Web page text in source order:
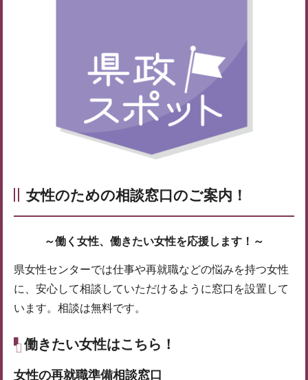
女性のための相談窓口のご案内！
～働く女性、働きたい女性を応援します！～
県女性センターでは仕事や再就職などの悩みを持つ女性
に、安心して相談していただけるように窓口を設置して
います。相談は無料です。
働きたい女性はこちら！
女性の再就職準備相談窓口